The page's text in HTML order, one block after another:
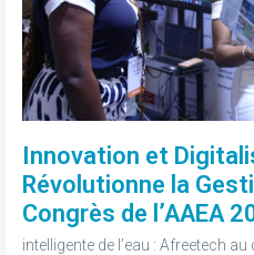
Innovation et
Révolutionne la
Congrès de l’AAEA
intelligente de l’eau : Afreetech